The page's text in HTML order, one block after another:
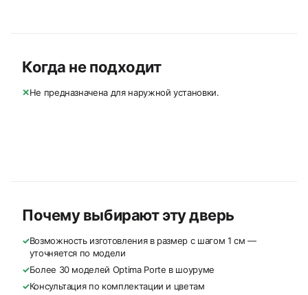
Когда не подходит
✕Не предназначена для наружной установки.
Почему выбирают эту дверь
✓Возможность изготовления в размер с шагом 1 см —
уточняется по модели
✓Более 30 моделей Optima Porte в шоуруме
✓Консультация по комплектации и цветам